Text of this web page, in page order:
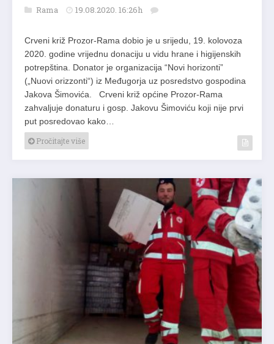
Rama 19.08.2020. 16:26h
Crveni križ Prozor-Rama dobio je u srijedu, 19. kolovoza
2020. godine vrijednu donaciju u vidu hrane i higijenskih
potrepština. Donator je organizacija “Novi horizonti”
(„Nuovi orizzonti“) iz Međugorja uz posredstvo gospodina
Jakova Šimovića. Crveni križ općine Prozor-Rama
zahvaljuje donaturu i gosp. Jakovu Šimoviću koji nije prvi
put posredovao kako…
Pročitajte više